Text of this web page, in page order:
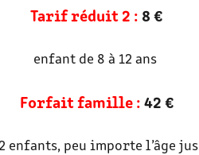
Tarif réduit 2 : 8 €
enfant de 8 à 12 ans
Forfait famille :42 €
enfants, peu importe l’âge